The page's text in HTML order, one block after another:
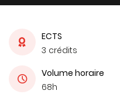
ECTS
3 crédits
Volume horaire
68h